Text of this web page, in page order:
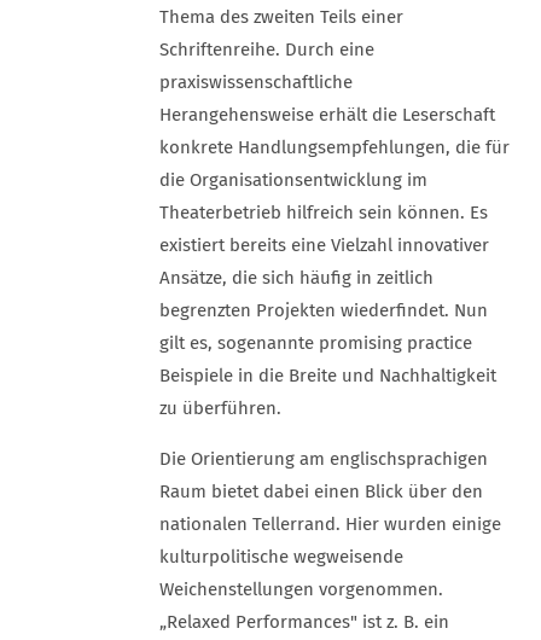
Thema des zweiten Teils einer
Schriftenreihe. Durch eine
praxiswissenschaftliche
Herangehensweise erhält die Leserschaft
konkrete Handlungsempfehlungen, die für
die Organisationsentwicklung im
Theaterbetrieb hilfreich sein können. Es
existiert bereits eine Vielzahl innovativer
Ansätze, die sich häufig in zeitlich
begrenzten Projekten wiederfindet. Nun
gilt es, sogenannte promising practice
Beispiele in die Breite und Nachhaltigkeit
zu überführen.
Die Orientierung am englischsprachigen
Raum bietet dabei einen Blick über den
nationalen Tellerrand. Hier wurden einige
kulturpolitische wegweisende
Weichenstellungen vorgenommen.
„Relaxed Performances" ist z. B. ein